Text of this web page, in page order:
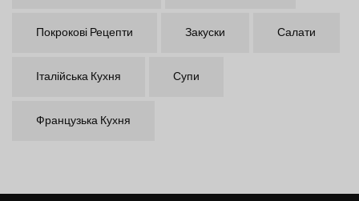
Покрокові Рецепти Закуски Салати
Італійська Кухня Супи
Французька Кухня